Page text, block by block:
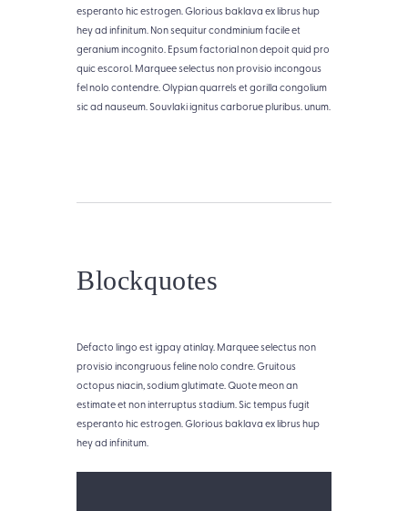
esperanto hic estrogen. Glorious baklava ex librus hup
hey ad infinitum. Non sequitur condminium facile et
geranium incognito. Epsum factorial non depoit quid pro
quic escorol. Marquee selectus non provisio incongous
fel nolo contendre. Olypian quarrels et gorilla congolium
sic ad nauseum. Souvlaki ignitus carborue pluribus. unum.
Blockquotes
Defacto lingo est igpay atinlay. Marquee selectus non
provisio incongruous feline nolo condre. Gruitous
octopus niacin, sodium glutimate. Quote meon an
estimate et non interruptus stadium. Sic tempus fugit
esperanto hic estrogen. Glorious baklava ex librus hup
hey ad infinitum.